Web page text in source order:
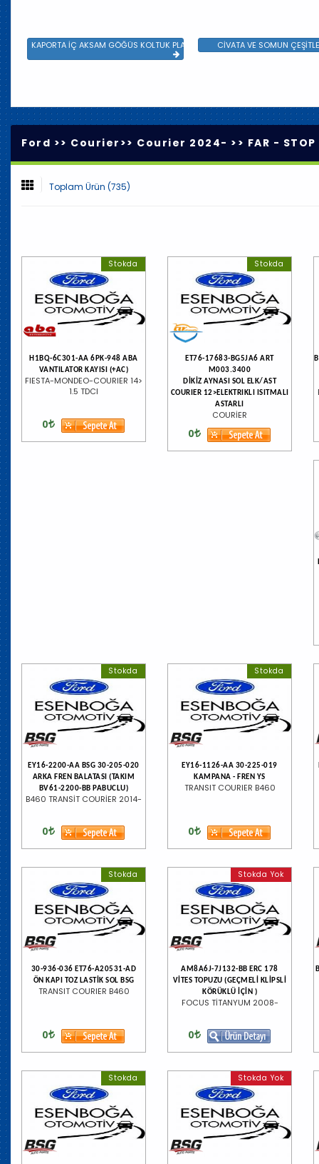
KAPORTA İÇ AKSAM GÖĞÜS KOLTUK PLASTİK VE SAC AKSAM
CİVATA VE SOMUN
Ford >> Courier >> Courier 2024- >> FAR -
Toplam Ürün (735)
Stokda
H1BQ-6C301-AA 6PK-948 ABA
VANTILATOR KAYISI (+AC)
FIESTA-MONDEO-COURIER 14>
1.5 TDCI
0
Stokda
ET76-17683-BG5JA6 ART
M003.3400
DİKİZ AYNASI SOL ELK/AST
COURIER 12>ELEKTRIKLI ISITMALI
ASTARLI
COURİER
0
Stokda
EY16-2200-AA BSG 30-205-020
ARKA FREN BALATASI (TAKIM
BV61-2200-BB PABUCLU)
B460 TRANSİT COURİER 2014-
0
Stokda
EY16-1126-AA 30-225-019
KAMPANA - FREN YS
TRANSIT COURIER B460
0
Stokda
30-936-036 ET76-A20531-AD
ÖN KAPI TOZ LASTİK SOL BSG
TRANSIT COURIER B460
0
Stokda Yok
AM8A6J-7J132-BB ERC 178
VİTES TOPUZU (GEÇMELİ KLİPSLİ
KÖRÜKLÜ İÇİN )
FOCUS TİTANYUM 2008-
0
Stokda Stokda Yok